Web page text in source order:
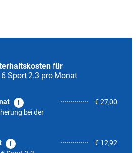
für
Sport 2.3 pro Monat
bei der
€ 27,00
€ 12,92